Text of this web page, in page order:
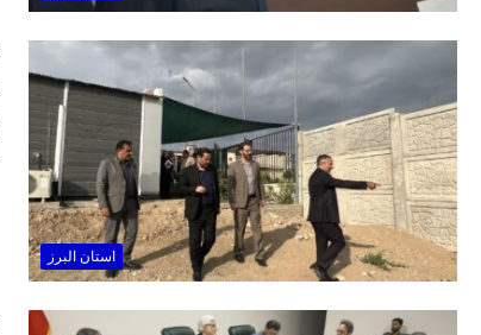
استان البرز